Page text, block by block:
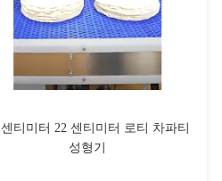
티미터 22 센티미터 로티 차파티
성형기